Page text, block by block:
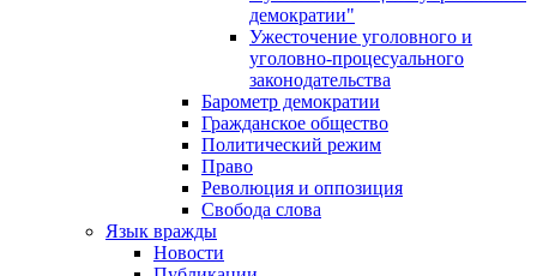
демократии"
Ужесточение уголовного и
уголовно-процесуального
законодательства
Барометр демократии
Гражданское общество
Политический режим
Право
Революция и оппозиция
Свобода слова
Язык вражды
Новости